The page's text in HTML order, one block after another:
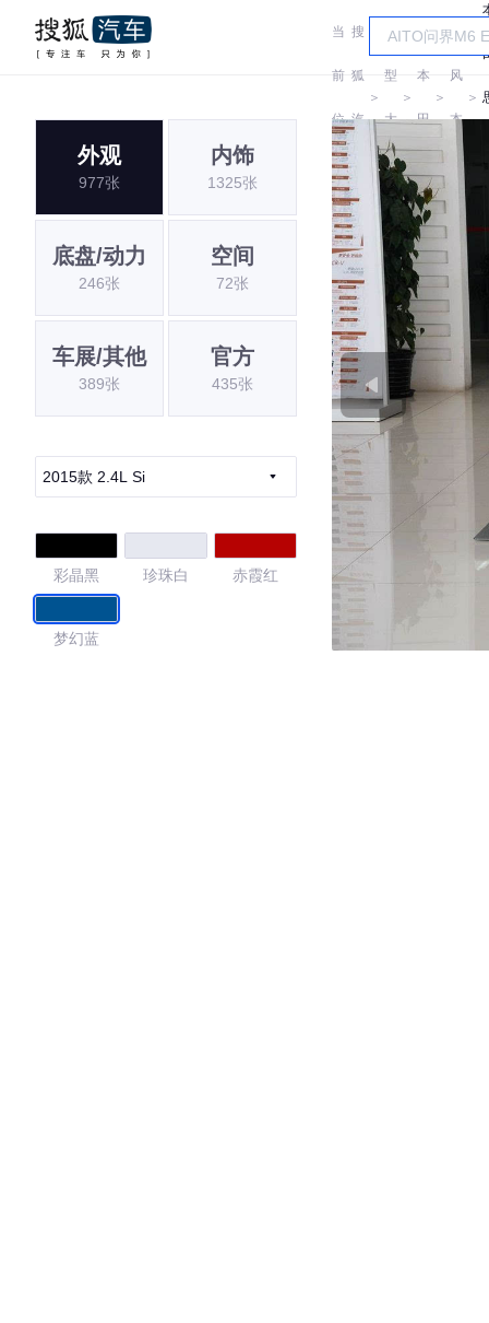
当
前
位
置:
搜
狐
汽
＞
车
型
大
全
＞
本
田
＞
东
风
本
＞
外观
977张
内饰
1325张
底盘/动力
246张
空间
72张
车展/其他
389张
官方
435张
2015款 2.4L Si
彩晶黑 珍珠白 赤霞红
梦幻蓝